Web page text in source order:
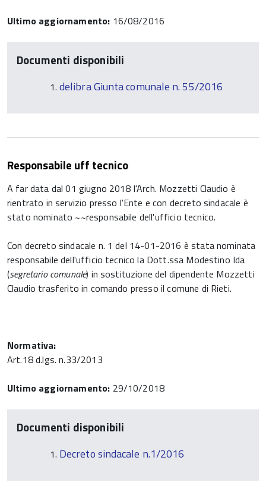
Ultimo aggiornamento: 16/08/2016
Documenti disponibili
delibra Giunta comunale n. 55/2016
Responsabile uff tecnico
A far data dal 01 giugno 2018 l'Arch. Mozzetti Claudio è
rientrato in servizio presso l'Ente e con decreto sindacale è
stato nominato ~~responsabile dell'ufficio tecnico.
Con decreto sindacale n. 1 del 14-01-2016 è stata nominata
responsabile dell'ufficio tecnico la Dott.ssa Modestino Ida
(segretario comunale) in sostituzione del dipendente Mozzetti
Claudio trasferito in comando presso il comune di Rieti.
Normativa:
Art.18 d.lgs. n.33/2013
Ultimo aggiornamento: 29/10/2018
Documenti disponibili
Decreto sindacale n.1/2016